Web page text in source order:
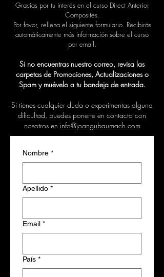
Gracias por tu interés en el curso Direct Anterior
Composites.
Por favor, rellena el siguiente formulario. Recibirás
automáticamente más información sobre el curso
por email.
Si no encuentras nuestro correo, revisa las
carpetas de Promociones, Actualizaciones o
Spam y muévelo a tu bandeja de entrada.
Si tienes cualquier duda o experimentas alguna
dificultad, puedes ponerte en contacto con
nosotros en info@joangubaumach.com
Nombre *
Apellido *
Email *
País *